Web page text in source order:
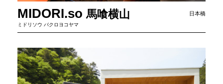
MIDORI.so 馬喰横山
ミドリソウ バクロヨコヤマ
日本橋